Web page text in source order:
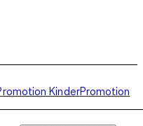
KinderPromotion